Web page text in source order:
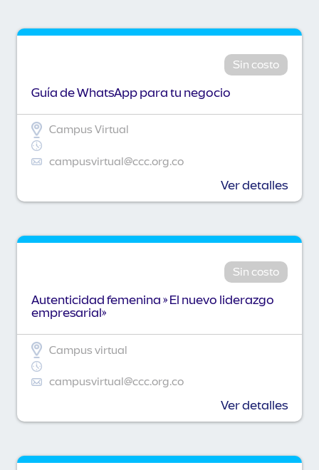
Sin costo
Guía de WhatsApp para tu negocio
Campus Virtual
campusvirtual@ccc.org.co
Ver detalles
Sin costo
Autenticidad femenina » El nuevo liderazgo
empresarial»
Campus virtual
campusvirtual@ccc.org.co
Ver detalles